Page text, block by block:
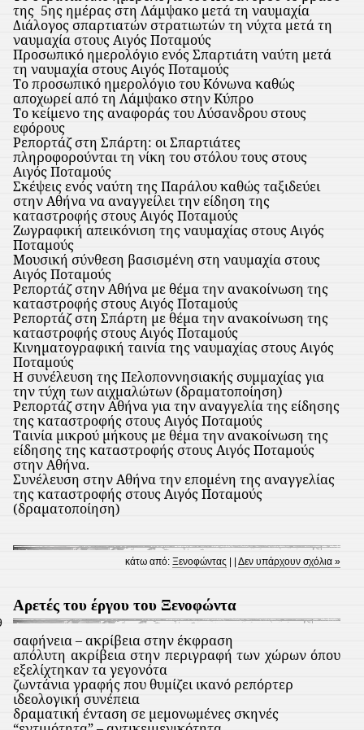
της 5ης ημέρας στη Λάμψακο μετά τη ναυμαχία
Διάλογος σπαρτιατών στρατιωτών τη νύχτα μετά τη
ναυμαχία στους Αιγός Ποταμούς
Προσωπικό ημερολόγιο ενός Σπαρτιάτη ναύτη μετά
τη ναυμαχία στους Αιγός Ποταμούς
Το προσωπικό ημερολόγιο του Κόνωνα καθώς
αποχωρεί από τη Λάμψακο στην Κύπρο
Το κείμενο της αναφοράς του Λύσανδρου στους
εφόρους
Ρεπορτάζ στη Σπάρτη: οι Σπαρτιάτες
πληροφορούνται τη νίκη του στόλου τους στους
Αιγός Ποταμούς
Σκέψεις ενός ναύτη της Παράλου καθώς ταξιδεύει
στην Αθήνα να αναγγείλει την είδηση της
καταστροφής στους Αιγός Ποταμούς
Ζωγραφική απεικόνιση της ναυμαχίας στους Αιγός
Ποταμούς
Μουσική σύνθεση βασισμένη στη ναυμαχία στους
Αιγός Ποταμούς
Ρεπορτάζ στην Αθήνα με θέμα την ανακοίνωση της
καταστροφής στους Αιγός Ποταμούς
Ρεπορτάζ στη Σπάρτη με θέμα την ανακοίνωση της
καταστροφής στους Αιγός Ποταμούς
Κινηματογραφική ταινία της ναυμαχίας στους Αιγός
Ποταμούς
Η συνέλευση της Πελοποννησιακής συμμαχίας για
την τύχη των αιχμαλώτων (δραματοποίηση)
Ρεπορτάζ στην Αθήνα για την αναγγελία της είδησης
της καταστροφής στους Αιγός Ποταμούς
Ταινία μικρού μήκους με θέμα την ανακοίνωση της
είδησης της καταστροφής στους Αιγός Ποταμούς
στην Αθήνα.
Συνέλευση στην Αθήνα την επομένη της αναγγελίας
της καταστροφής στους Αιγός Ποταμούς
(δραματοποίηση)
κάτω από:Ξενοφώντας | |Δεν υπάρχουν σχόλια »
Αρετές του έργου του Ξενοφώντα
σαφήνεια – ακρίβεια στην έκφραση
απόλυτη ακρίβεια στην περιγραφή των χώρων όπου
εξελίχτηκαν τα γεγονότα
ζωντάνια γραφής που θυμίζει ικανό ρεπόρτερ
ιδεολογική συνέπεια
δραματική ένταση σε μεμονωμένες σκηνές